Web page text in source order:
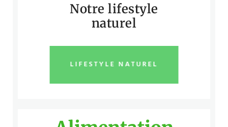
Notre lifestyle
naturel
LIFESTYLE NATUREL